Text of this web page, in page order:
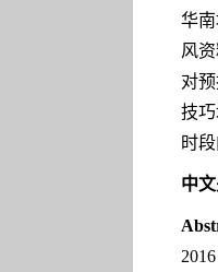
华
风
对
技
时
中